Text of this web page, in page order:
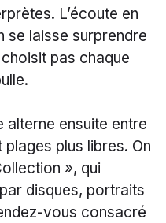
L’écoute en
laisse surprendre
pas chaque
alterne ensuite entre
plus libres. On
», qui
disques, portraits
vous consacré